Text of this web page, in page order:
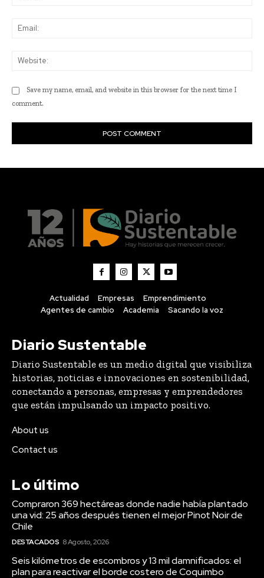
Actualidad Empresas
Emprendimiento
Agentes de cambio
Academia Sacando la voz
Diario Sustentable
Diario Sustentable es un medio digital que visibiliza
historias, noticias e innovaciones en sostenibilidad,
conectando a personas, empresas y emprendedores
que están impulsando un impacto positivo.
About us
Contact us
Lo último
Compraron 369 hectáreas donde nadie había plantado
una vid: 25 años después tienen el mejor Pinot Noir de
Chile
DESTACADOS 8 Agosto, 2026
Seis kilómetros de escombros y 13 mil damnificados: el
plan para reactivar el borde costero de Coquimbo